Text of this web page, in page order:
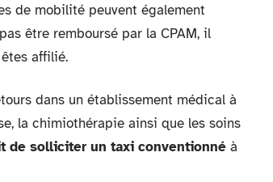
de mobilité peuvent également
être remboursé par la CPAM, il
affilié.
dans un établissement médical à
la chimiothérapie ainsi que les soins
de solliciter un taxi conventionné à